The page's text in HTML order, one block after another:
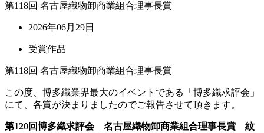
第118回 名古屋織物卸商業組合理事長賞
2026年06月29日
受賞作品
第118回 名古屋織物卸商業組合理事長賞
この度、博多織業界最大のイベントである「博多織求評会」
にて、各賞が決まりましたのでご報告させて頂きます。
第120回博多織求評会 名古屋織物卸商業組合理事長賞 紋